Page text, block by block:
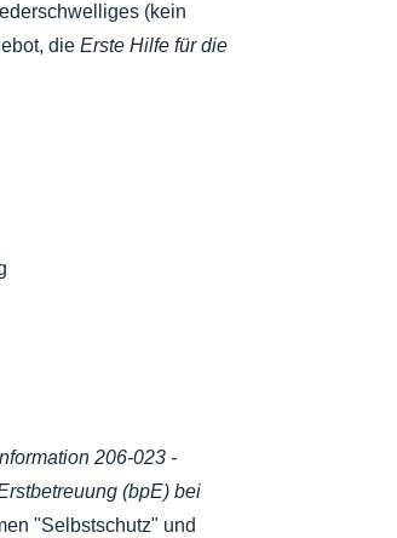
(kein
die Erste Hilfe für die
206-023 -
(bpE) bei
"Selbstschutz" und